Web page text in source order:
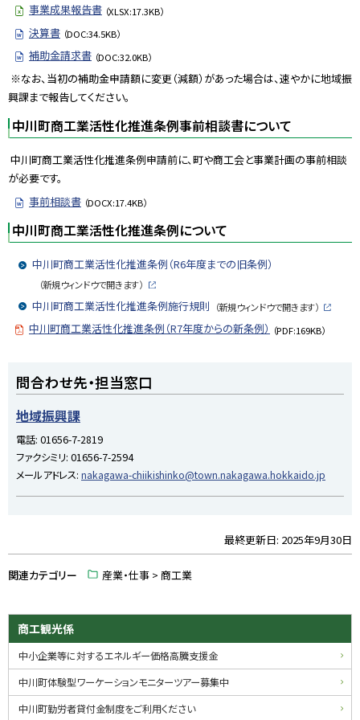
事業成果報告書 （XLSX:17.3KB）
決算書 （DOC:34.5KB）
補助金請求書 （DOC:32.0KB）
※なお、当初の補助金申請額に変更（減額）があった場合は、速やかに地域振
興課まで報告してください。
中川町商工業活性化推進条例事前相談書について
中川町商工業活性化推進条例申請前に、町や商工会と事業計画の事前相談
が必要です。
事前相談書 （DOCX:17.4KB）
中川町商工業活性化推進条例について
中川町商工業活性化推進条例（R6年度までの旧条例）
（新規ウィンドウで開きます）
部
サ
イ
ト
中川町商工業活性化推進条例施行規則 （新規ウィンドウで開きます）
部
サ
中川町商工業活性化推進条例（R7年度からの新条例） （PDF:169KB）
に
戻
問合わせ先・担当窓口
地域振興課
電話: 01656-7-2819
ファクシミリ: 01656-7-2594
メールアドレス: nakagawa-chiikishinko@town.nakagawa.hokkaido.jp
ッ
プ
戻
最終更新日: 2025年9月30日
関連カテゴリー 産業・仕事 > 商工業
サ
イ
ド
商工観光係
中小企業等に対するエネルギー価格高騰支援金
中川町体験型ワーケーションモニターツアー募集中
中川町勤労者貸付金制度をご利用ください